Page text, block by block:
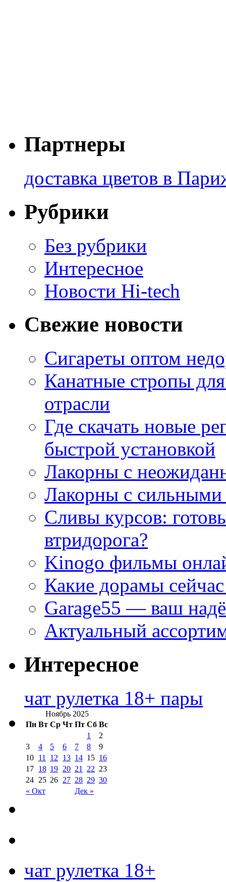
Партнеры
доставка цветов в
Рубрики
Без рубрики
Интересное
Новости Hi-tech
Свежие новости
Сигареты оптом
Канатные стропы
отрасли
Где скачать новые
быстрой установкой
Лакорны с
Лакорны с сильными
Сливы курсов:
втридорога?
Kinogo фильмы
Какие дорамы
Garage55 — ваш
Актуальный
Интересное
чат рулетка 18+ пары
Ноябрь 2025
Пн Вт Ср Чт Пт Сб Вс
« Окт Дек »
1
2
3
4 5 6 7 8
9
10 11 12 13 14 15 16
17 18 19 20 21 22 23
24 25 26 27 28 29 30
чат рулетка 18+